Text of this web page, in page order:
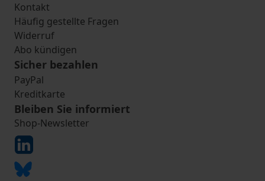
Kontakt
Häufig gestellte Fragen
Widerruf
Abo kündigen
Sicher bezahlen
PayPal
Kreditkarte
Bleiben Sie informiert
Shop-Newsletter